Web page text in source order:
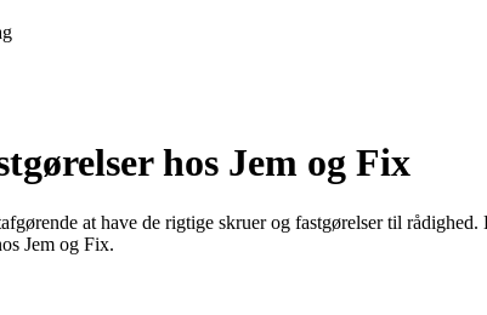
hos Jem og Fix
at have de rigtige skruer og fastgørelser til
Jem og Fix.